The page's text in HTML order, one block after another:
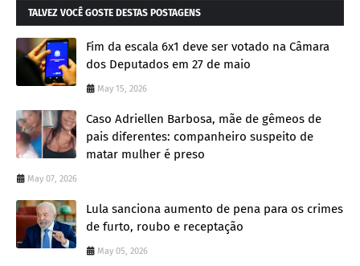
TALVEZ VOCÊ GOSTE DESTAS POSTAGENS
Fim da escala 6x1 deve ser votado na Câmara
dos Deputados em 27 de maio
May 15, 2026
Caso Adriellen Barbosa, mãe de gêmeos de
pais diferentes: companheiro suspeito de
matar mulher é preso
May 07, 2026
Lula sanciona aumento de pena para os crimes
de furto, roubo e receptação
May 05, 2026